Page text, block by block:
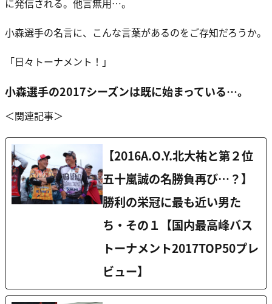
に発信される。他言無用…。
小森選手の名言に、こんな言葉があるのをご存知だろうか。
「日々トーナメント！」
小森選手の2017シーズンは既に始まっている…。
＜関連記事＞
【2016A.O.Y.北大祐と第２位
五十嵐誠の名勝負再び…？】
勝利の栄冠に最も近い男た
ち・その１【国内最高峰バス
トーナメント2017TOP50プレ
ビュー】